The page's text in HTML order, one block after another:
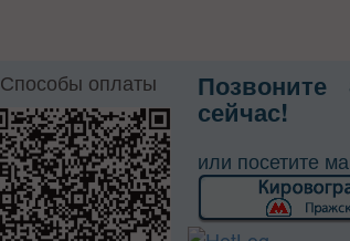
Способы оплаты Позвоните
сейчас!
или посетите